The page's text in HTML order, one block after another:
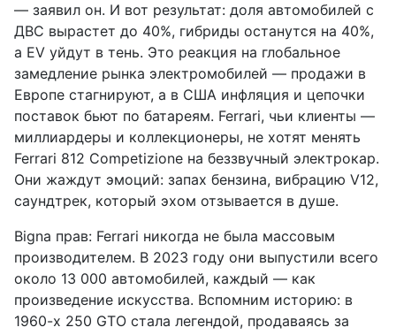
— заявил он. И вот результат: доля автомобилей с
ДВС вырастет до 40%, гибриды останутся на 40%,
а EV уйдут в тень. Это реакция на глобальное
замедление рынка электромобилей — продажи в
Европе стагнируют, а в США инфляция и цепочки
поставок бьют по батареям. Ferrari, чьи клиенты —
миллиардеры и коллекционеры, не хотят менять
Ferrari 812 Competizione на беззвучный электрокар.
Они жаждут эмоций: запах бензина, вибрацию V12,
саундтрек, который эхом отзывается в душе.
Вigna прав: Ferrari никогда не была массовым
производителем. В 2023 году они выпустили всего
около 13 000 автомобилей, каждый — как
произведение искусства. Вспомним историю: в
1960-х 250 GTO стала легендой, продаваясь за